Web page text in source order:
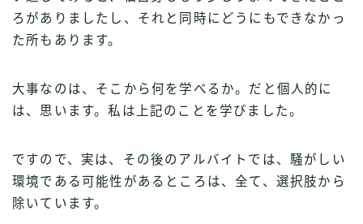
ろがありましたし、それと同時にどうにもできなかっ
た所もあります。
大事なのは、そこから何を学べるか。だと個人的に
は、思います。私は上記のことを学びました。
ですので、実は、その後のアルバイトでは、騒がしい
環境である可能性があるところは、全て、選択肢から
除いています。